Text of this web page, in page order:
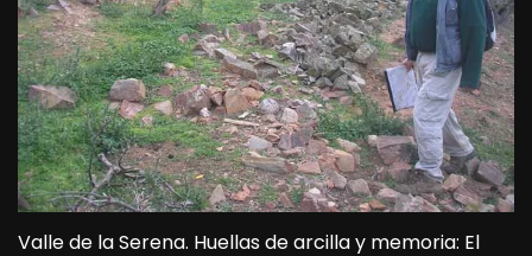
Valle de la Serena. Huellas de arcilla y memoria: El